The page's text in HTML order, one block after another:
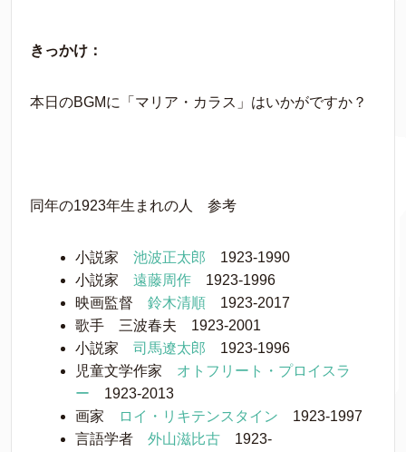
きっかけ：
本日のBGMに「マリア・カラス」はいかがですか？
同年の1923年生まれの人 参考
小説家 池波正太郎 1923-1990
小説家 遠藤周作 1923-1996
映画監督 鈴木清順 1923-2017
歌手 三波春夫 1923-2001
小説家 司馬遼太郎 1923-1996
児童文学作家 オトフリート・プロイスラ
ー 1923-2013
画家
ロイ・リキテンスタイン 1923-1997
言語学者 外山滋比古 1923-